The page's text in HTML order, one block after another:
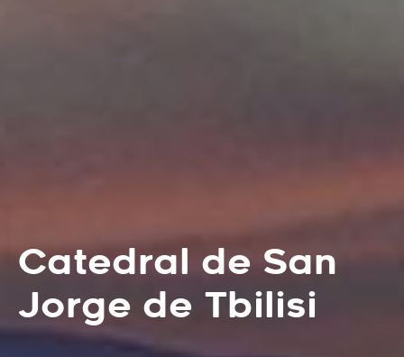
Catedral de San
Jorge de Tbilisi